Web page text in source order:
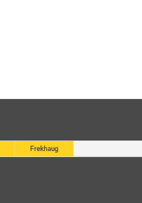
Frekhaug